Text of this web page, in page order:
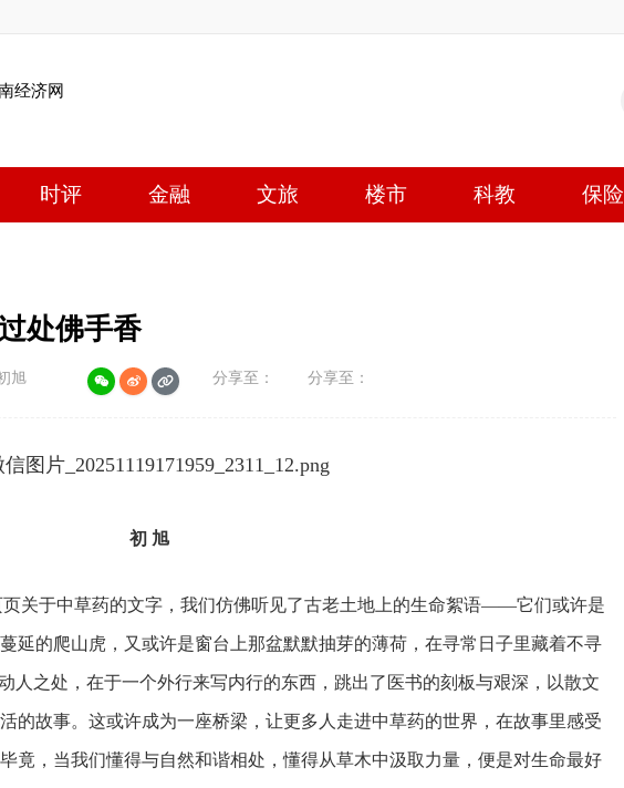
时评 金融 文旅 楼市 科教 保险
处佛手香
旭 分享至： 分享至：
初 旭
关于中草药的文字，我们仿佛听见了古老土地上的生命絮语——它们或许是
延的爬山虎，又或许是窗台上那盆默默抽芽的薄荷，在寻常日子里藏着不寻
人之处，在于一个外行来写内行的东西，跳出了医书的刻板与艰深，以散文
的故事。这或许成为一座桥梁，让更多人走进中草药的世界，在故事里感受
竟，当我们懂得与自然和谐相处，懂得从草木中汲取力量，便是对生命最好